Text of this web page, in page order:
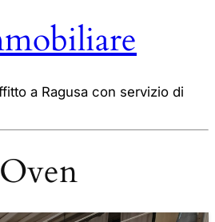
a Ragusa con servizio di
Oven